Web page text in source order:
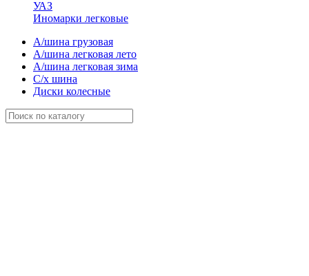
УАЗ
Иномарки легковые
А/шина грузовая
А/шина легковая лето
А/шина легковая зима
С/х шина
Диски колесные